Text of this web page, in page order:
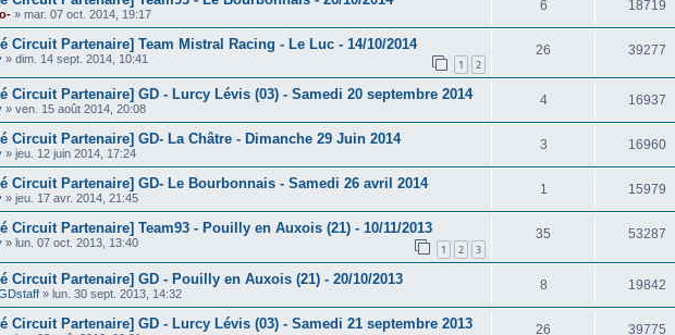
» mar. 07 oct. 2014, 19:17
6 18719
Circuit Partenaire] Team Mistral Racing - Le Luc - 14/10/2014
» dim. 14 sept. 2014, 10:41 1 2
26 39277
Circuit Partenaire] GD - Lurcy Lévis (03) - Samedi 20 septembre 2014
» ven. 15 août 2014, 20:08
4 16937
Circuit Partenaire] GD- La Châtre - Dimanche 29 Juin 2014
» jeu. 12 juin 2014, 17:24
3 16960
Circuit Partenaire] GD- Le Bourbonnais - Samedi 26 avril 2014
» jeu. 17 avr. 2014, 21:45
1 15979
Circuit Partenaire] Team93 - Pouilly en Auxois (21) - 10/11/2013
» lun. 07 oct. 2013, 13:40 1 2 3
35 53287
Circuit Partenaire] GD - Pouilly en Auxois (21) - 20/10/2013
» lun. 30 sept. 2013, 14:32
8 19842
Circuit Partenaire] GD - Lurcy Lévis (03) - Samedi 21 septembre 2013 26 39775